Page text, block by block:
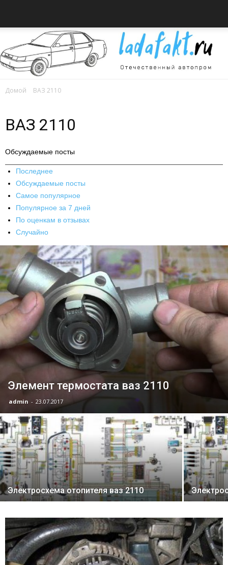
ВАЗ
Домой ВАЗ 2110
ВАЗ 2110
Обсуждаемые посты
Последнее
Обсуждаемые посты
Самое популярное
Популярное за 7 дней
По оценкам в отзывах
Случайно
Элемент термостата ваз 2110
admin - 23.07.2017
Электросхема отопителя ваз 2110